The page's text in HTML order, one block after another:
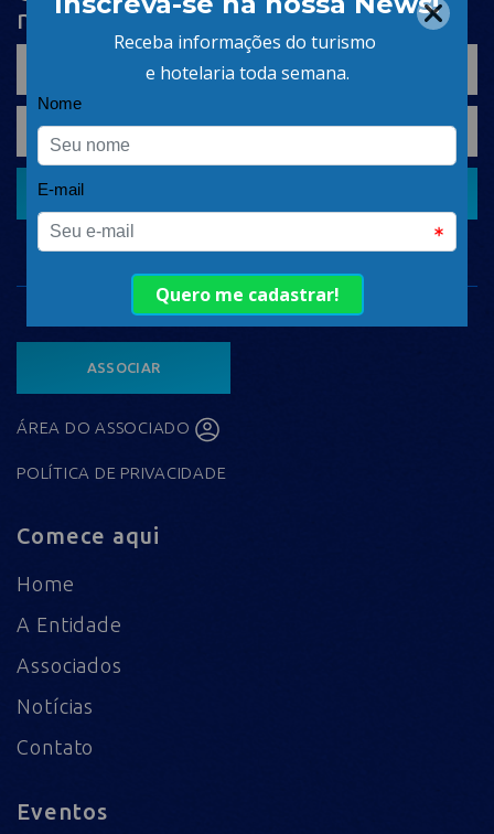
nosso conteúdo em seu e-mail
ASSOCIAR
ÁREA DO ASSOCIADO
POLÍTICA DE PRIVACIDADE
Comece aqui
Home
A Entidade
Associados
Notícias
Contato
Eventos